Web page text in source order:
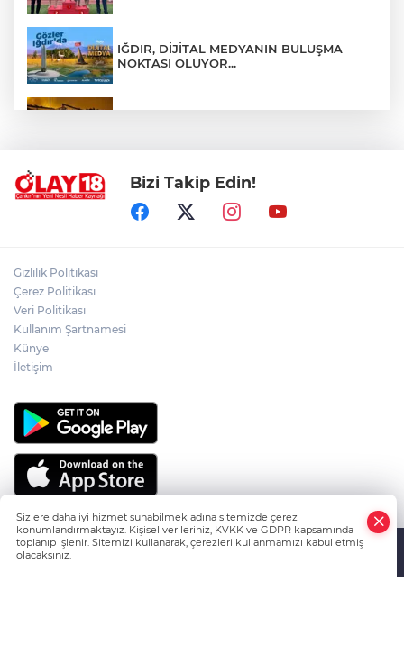
IĞDIR, DİJİTAL MEDYANIN BULUŞMA
NOKTASI OLUYOR...
ÖZGÜR ÖZEL VE VELİ AĞBABA
HAKKINDA KRİTİK GELİŞME
CHP İL BAŞKANLIĞI'NA KAMİL AKDOĞAN
Bizi Takip Edin!
Gizlilik Politikası
Çerez Politikası
Veri Politikası
Kullanım Şartnamesi
Künye
İletişim
Sizlere daha iyi hizmet sunabilmek adına sitemizde çerez
konumlandırmaktayız. Kişisel verileriniz, KVKK ve GDPR kapsamında
toplanıp işlenir. Sitemizi kullanarak, çerezleri kullanmamızı kabul etmiş
olacaksınız.